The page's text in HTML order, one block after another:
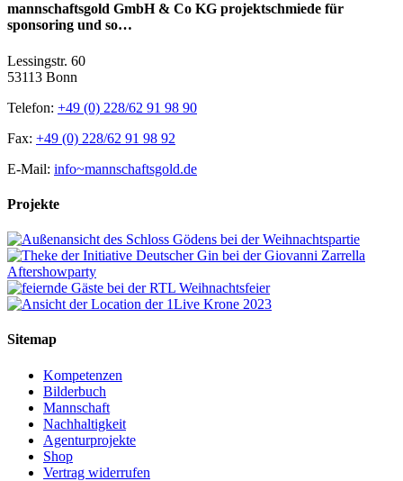
mannschaftsgold GmbH & Co KG projektschmiede für
sponsoring und so…
Lessingstr. 60
53113 Bonn
Telefon: +49 (0) 228/62 91 98 90
Fax: +49 (0) 228/62 91 98 92
E-Mail: info~mannschaftsgold.de
Projekte
Sitemap
Kompetenzen
Bilderbuch
Mannschaft
Nachhaltigkeit
Agenturprojekte
Shop
Vertrag widerrufen